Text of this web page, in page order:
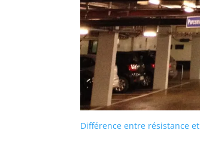
Différence entre résistance